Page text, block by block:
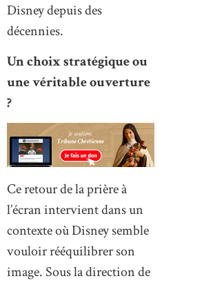
Disney depuis des
décennies.
Un choix stratégique ou
une véritable ouverture
?
Ce retour de la prière à
l’écran intervient dans un
contexte où Disney semble
vouloir rééquilibrer son
image. Sous la direction de